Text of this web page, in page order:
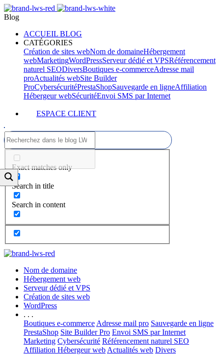
Blog
ACCUEIL BLOG
CATÉGORIES
Création de sites webNom de domaineHébergement
webMarketingWordPressServeur dédié et VPSRéférencement
naturel SEODiversBoutiques e-commerceAdresse mail
proActualités webSite Builder
ProCybersécuritéPrestaShopSauvegarde en ligneAffiliation
Hébergeur webSécuritéEnvoi SMS par Internet
ESPACE CLIENT
Exact matches only
Search in title
Search in content
Nom de domaine
Hébergement web
Serveur dédié et VPS
Création de sites web
WordPress
. . .
Boutiques e-commerce Adresse mail pro Sauvegarde en ligne
PrestaShop Site Builder Pro Envoi SMS par Internet
Marketing Cybersécurité Référencement naturel SEO
Affiliation Hébergeur web Actualités web Divers